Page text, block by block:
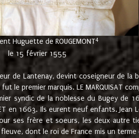
Huguette de ROUGEMONT4
le 15 février 1555
de Lantenay, devint coseigneur de
le premier marquis. LE MARQUISAT
syndic de la noblesse du Bugey de
en 1663. Ils eurent neuf enfants.
ses frère et soeurs, les deux autre
dont le roi de France mis un